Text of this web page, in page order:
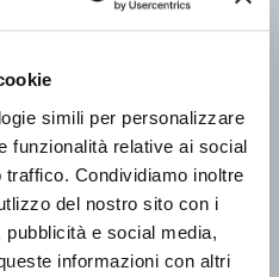
simili per personalizzare
funzionalità relative ai social
Condividiamo inoltre
del nostro sito con i
e social media,
informazioni con altri